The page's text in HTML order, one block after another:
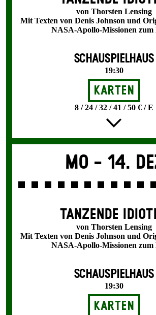
von Thorsten Lensing
Mit Texten von Denis Johnson und
NASA-Apollo-Missionen zum
SCHAUSPIELHAUS
19:30
Karten
8 / 24 / 32 / 41 / 50 € / E
Mo - 14.
TANZENDE
von Thorsten Lensing
Mit Texten von Denis Johnson und
NASA-Apollo-Missionen zum
SCHAUSPIELHAUS
19:30
Karten